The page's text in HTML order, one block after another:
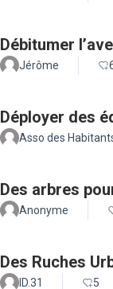
Débitumer
Jérôme
Déployer des
Asso des
Des arbres
Anonyme
Des Ruches
ID.31 5